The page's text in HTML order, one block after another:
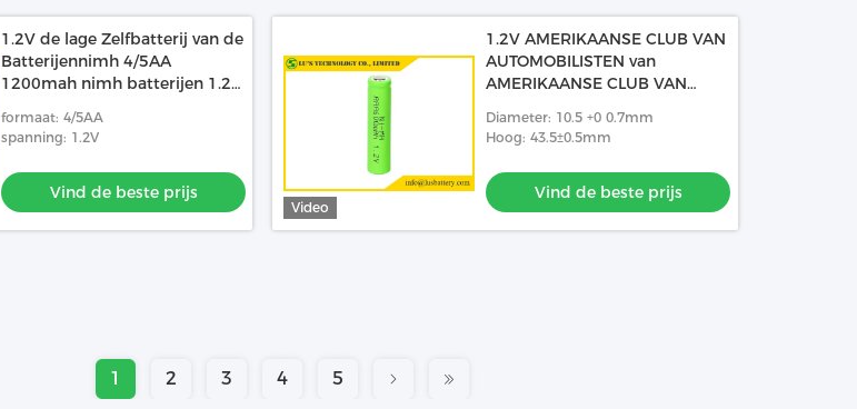
1.2V de lage Zelfbatterij van de
Batterijennimh 4/5AA
1200mah nimh batterijen 1.2v
formaat: 4/5AA
spanning: 1.2V
Vind de beste prijs
Video
1.2V AMERIKAANSE CLUB VAN
AUTOMOBILISTEN van
AMERIKAANSE CLUB VAN
Navulbare Zonnebatterijen 1,2
Navulbare Batterijen van V
600mah
Diameter: 10.5 +0 0.7mm
Hoog: 43.5±0.5mm
Vind de beste prijs
1 2 3 4 5